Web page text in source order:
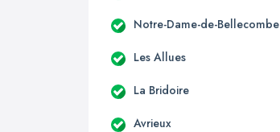
Notre-Dame-de-Bellecombe
Les Allues
La Bridoire
Avrieux